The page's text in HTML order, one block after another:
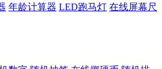
年龄计算器 LED跑马灯 在线屏幕尺